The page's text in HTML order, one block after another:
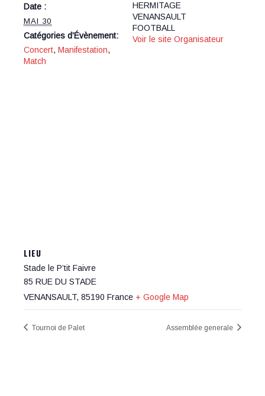
Date :
MAI 30
Catégories d’Évènement:
Concert, Manifestation,
Match
HERMITAGE
VENANSAULT
FOOTBALL
Voir le site Organisateur
LIEU
Stade le P’tit Faivre
85 RUE DU STADE
VENANSAULT, 85190 France + Google Map
Tournoi de Palet Assemblée generale